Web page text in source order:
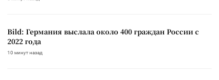
Bild: Германия выслала около 400 граждан России с
2022 года
10 минут назад